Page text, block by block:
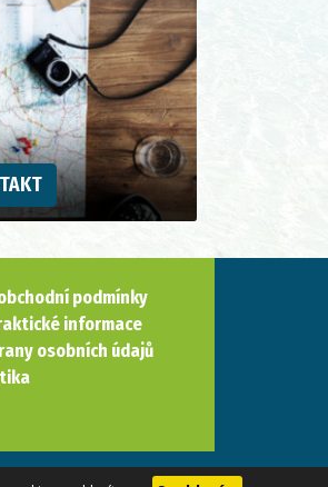
podmínky
informace
osobních údajů
Vytvořil: Reklalink s.r.o.